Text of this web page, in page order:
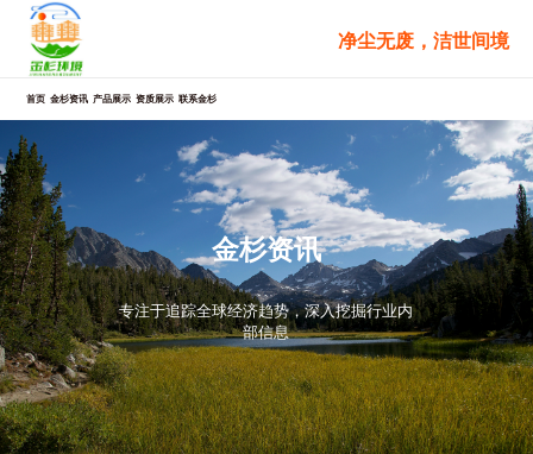
净尘无废，洁世间境
首页 金杉资讯 产品展示 资质展示 联系金杉
金杉资讯
专注于追踪全球经济趋势，深入挖掘行业内
部信息